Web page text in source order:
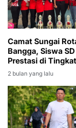
Camat Sungai
Bangga, Siswa
Prestasi di Tingkat
Kabupaten
2 bulan yang lalu